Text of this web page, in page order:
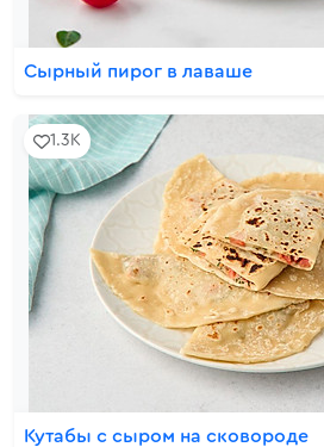
Сырный пирог в лаваше
1.3K
Кутабы с сыром на сковороде